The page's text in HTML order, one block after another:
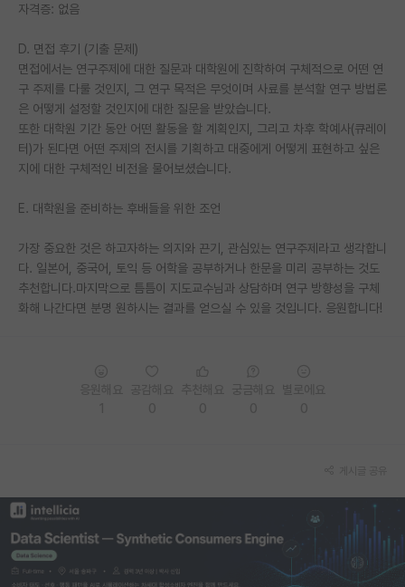
자격증: 없음
D. 면접 후기 (기출 문제)
면접에서는 연구주제에 대한 질문과 대학원에 진학하여 구체적으로 어떤 연
구 주제를 다룰 것인지, 그 연구 목적은 무엇이며 사료를 분석할 연구 방법론
은 어떻게 설정할 것인지에 대한 질문을 받았습니다.
또한 대학원 기간 동안 어떤 활동을 할 계획인지, 그리고 차후 학예사(큐레이
터)가 된다면 어떤 주제의 전시를 기획하고 대중에게 어떻게 표현하고 싶은
지에 대한 구체적인 비전을 물어보셨습니다.
E. 대학원을 준비하는 후배들을 위한 조언
가장 중요한 것은 하고자하는 의지와 끈기, 관심있는 연구주제라고 생각합니
다. 일본어, 중국어, 토익 등 어학을 공부하거나 한문을 미리 공부하는 것도
추천합니다.마지막으로 틈틈이 지도교수님과 상담하며 연구 방향성을 구체
화해 나간다면 분명 원하시는 결과를 얻으실 수 있을 것입니다. 응원합니다!